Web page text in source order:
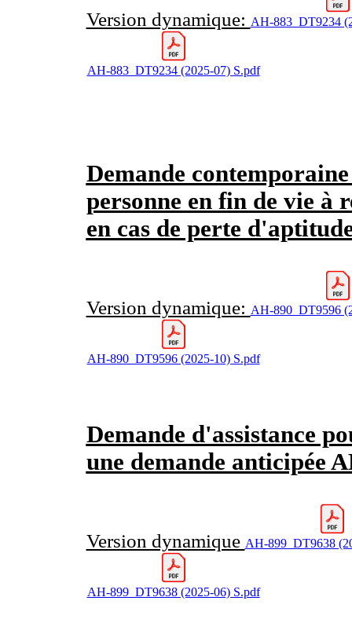
Version dynamique: AH-883_DT9234
AH-883_DT9234 (2025-07) S.pdf
Demande
personne en fin de vie à
en cas de perte
Version dynamique: AH-890_DT9596
AH-890_DT9596 (2025-10) S.pdf
Demande d'assistance
une demande anticipée
Version dynamique AH-899_DT9638
AH-899_DT9638 (2025-06) S.pdf